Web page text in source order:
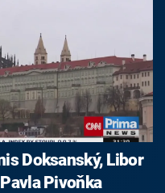
Doksanský, Libor
Pivoňka